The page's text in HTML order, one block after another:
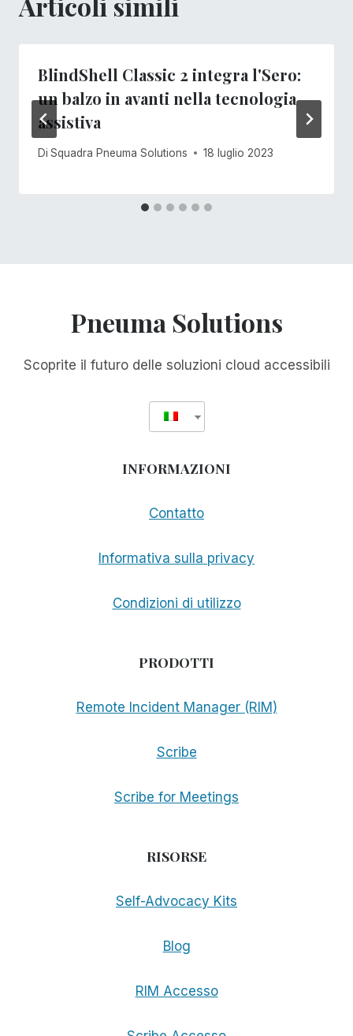
BlindShell Classic 2 integra l'Sero:
un balzo in avanti nella tecnologia
assistiva
Di Squadra Pneuma Solutions 18 luglio 2023
Pneuma Solutions
Scoprite il futuro delle soluzioni cloud accessibili
INFORMAZIONI
Contatto
Informativa sulla privacy
Condizioni di utilizzo
PRODOTTI
Remote Incident Manager (RIM)
Scribe
Scribe for Meetings
RISORSE
Self-Advocacy Kits
Blog
RIM Accesso